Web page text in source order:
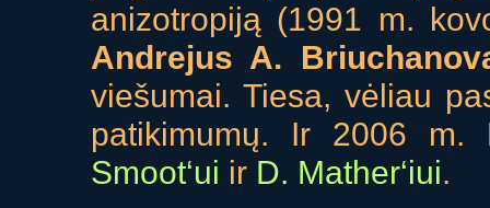
anizotropiją (1991 m.
Andrejus A.
viešumai. Tiesa, vėliau
patikimumų. Ir 2006 m.
Smoot‘ui ir D. Mather‘iui.